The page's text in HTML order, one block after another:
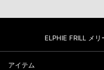
ELPHIE FRILL メ
アイテム